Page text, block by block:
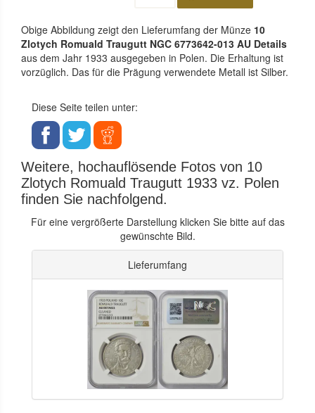
Obige Abbildung zeigt den Lieferumfang der Münze 10
Zlotych Romuald Traugutt NGC 6773642-013 AU Details
aus dem Jahr 1933 ausgegeben in Polen. Die Erhaltung ist
vorzüglich. Das für die Prägung verwendete Metall ist Silber.
Diese Seite teilen unter:
Weitere, hochauflösende Fotos von 10
Zlotych Romuald Traugutt 1933 vz. Polen
finden Sie nachfolgend.
Für eine vergrößerte Darstellung klicken Sie bitte auf das
gewünschte Bild.
Lieferumfang